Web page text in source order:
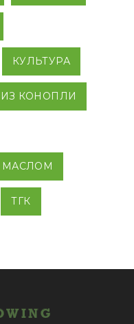
КУЛЬТУРА
КОНОПЛИ
МАСЛОМ
ТГК